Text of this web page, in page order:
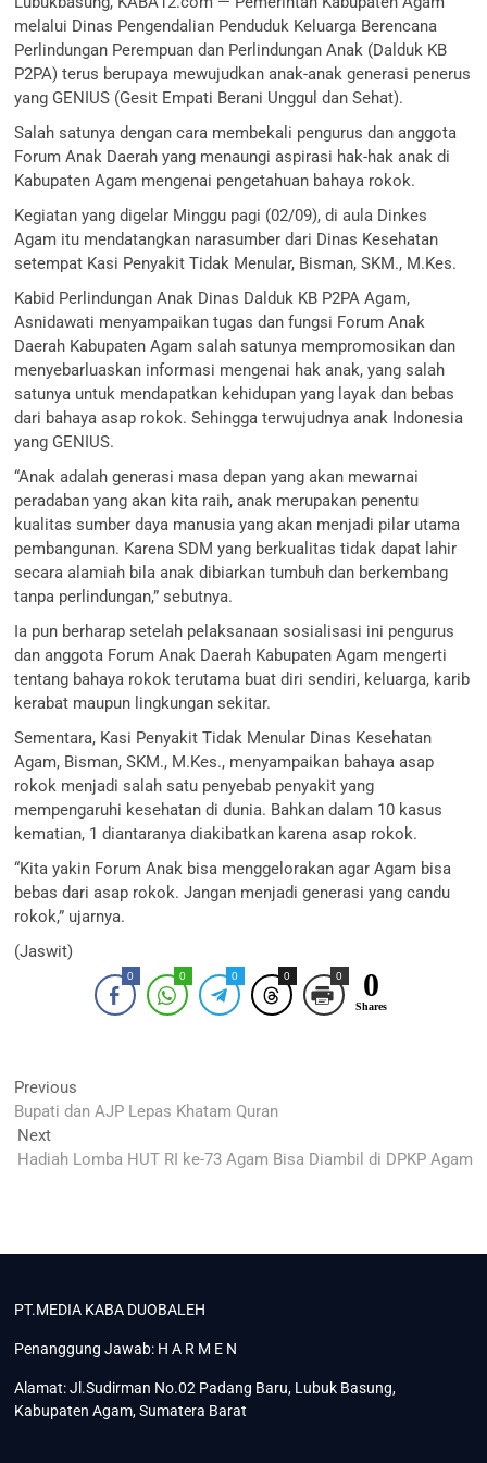
melalui Dinas Pengendalian Penduduk Keluarga Berencana
Perlindungan Perempuan dan Perlindungan Anak (Dalduk KB
P2PA) terus berupaya mewujudkan anak-anak generasi penerus
yang GENIUS (Gesit Empati Berani Unggul dan Sehat).
Salah satunya dengan cara membekali pengurus dan anggota
Forum Anak Daerah yang menaungi aspirasi hak-hak anak di
Kabupaten Agam mengenai pengetahuan bahaya rokok.
Kegiatan yang digelar Minggu pagi (02/09), di aula Dinkes
Agam itu mendatangkan narasumber dari Dinas Kesehatan
setempat Kasi Penyakit Tidak Menular, Bisman, SKM., M.Kes.
Kabid Perlindungan Anak Dinas Dalduk KB P2PA Agam,
Asnidawati menyampaikan tugas dan fungsi Forum Anak
Daerah Kabupaten Agam salah satunya mempromosikan dan
menyebarluaskan informasi mengenai hak anak, yang salah
satunya untuk mendapatkan kehidupan yang layak dan bebas
dari bahaya asap rokok. Sehingga terwujudnya anak Indonesia
yang GENIUS.
“Anak adalah generasi masa depan yang akan mewarnai
peradaban yang akan kita raih, anak merupakan penentu
kualitas sumber daya manusia yang akan menjadi pilar utama
pembangunan. Karena SDM yang berkualitas tidak dapat lahir
secara alamiah bila anak dibiarkan tumbuh dan berkembang
tanpa perlindungan,” sebutnya.
Ia pun berharap setelah pelaksanaan sosialisasi ini pengurus
dan anggota Forum Anak Daerah Kabupaten Agam mengerti
tentang bahaya rokok terutama buat diri sendiri, keluarga, karib
kerabat maupun lingkungan sekitar.
Sementara, Kasi Penyakit Tidak Menular Dinas Kesehatan
Agam, Bisman, SKM., M.Kes., menyampaikan bahaya asap
rokok menjadi salah satu penyebab penyakit yang
mempengaruhi kesehatan di dunia. Bahkan dalam 10 kasus
kematian, 1 diantaranya diakibatkan karena asap rokok.
“Kita yakin Forum Anak bisa menggelorakan agar Agam bisa
bebas dari asap rokok. Jangan menjadi generasi yang candu
rokok,” ujarnya.
(Jaswit)
0 0 0 0 0 0
Shares
Navigasi
pos
Previous
post:
Bupati dan AJP Lepas Khatam Quran
NextNext
post:
Hadiah Lomba HUT RI ke-73 Agam Bisa Diambil di DPKP Agam
PT.MEDIA KABA DUOBALEH
Penanggung Jawab: H A R M E N
Alamat: Jl.Sudirman No.02 Padang Baru, Lubuk Basung,
Kabupaten Agam, Sumatera Barat